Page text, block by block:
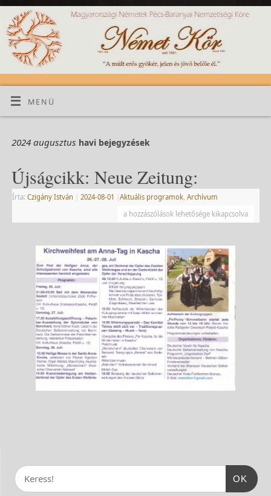
MENÜ
2024 augusztus havi bejegyzések
Újságcikk: Neue Zeitung:
Írta: Czigány István 2024-08-01 Aktuális programok, Archívum
a hozzászólások lehetősége kikapcsolva
OK